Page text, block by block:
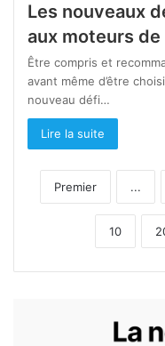
Les nouveaux
aux moteurs
Être compris et
avant même d’être
nouveau défi…
Lire la suite
Premier ...
10